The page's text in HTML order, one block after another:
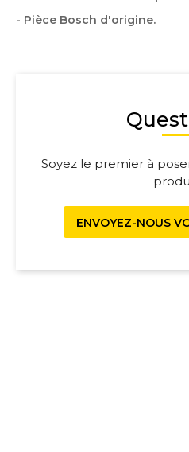
- Pièce Bosch d'origine.
Soyez le premier à
ENVOYEZ-NOUS